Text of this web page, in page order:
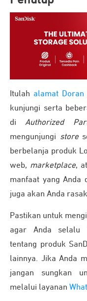
Itulah alamat Doran
kunjungi serta
diAuthorized
mengunjungi store
berbelanja produk
web, marketplace,
manfaat yang Anda
juga akan Anda
Pastikan untuk
agar Anda selalu
tentang produk
lainnya. Jika Anda
jangan sungkan
melalui layanan